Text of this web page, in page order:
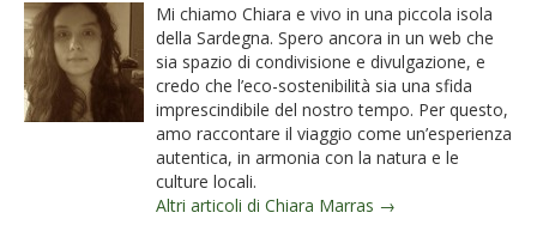
Mi chiamo Chiara e vivo in una piccola isola
della Sardegna. Spero ancora in un web che
sia spazio di condivisione e divulgazione, e
credo che l’eco-sostenibilità sia una sfida
imprescindibile del nostro tempo. Per questo,
amo raccontare il viaggio come un’esperienza
autentica, in armonia con la natura e le
culture locali.
Altri articoli di Chiara Marras →